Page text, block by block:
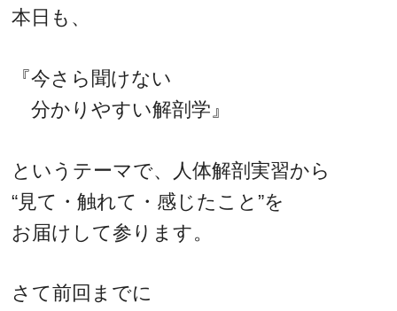
本日も、
『今さら聞けない
分かりやすい解剖学』
というテーマで、人体解剖実習から
“見て・触れて・感じたこと”を
お届けして参ります。
さて前回までに